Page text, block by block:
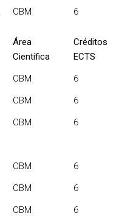
CBM 6
Área
Científica
Créditos
ECTS
CBM
6
CBM
6
CBM
6
CBM 6
CBM 6
CBM 6